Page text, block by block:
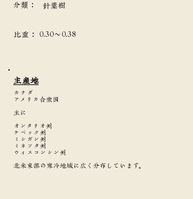
分類： 針葉樹
​比重： 0.30～0.38
主産地
カナダ
アメリカ合衆国
主に
オンタリオ州
ケベック州
ミシガン州
ミネソタ州
ウィスコンシン州
北米東部の寒冷地域に広く分布しています。